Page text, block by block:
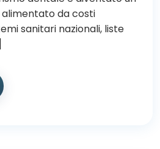
da costi
sanitari nazionali, liste